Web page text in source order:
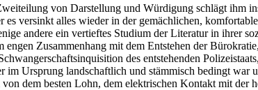
von Darstellung und Würdigung schlägt ihm
es versinkt alles wieder in der gemächlichen,
andere ein vertieftes Studium der Literatur in ihrer
engen Zusammenhang mit dem Entstehen der
des entstehenden
im Ursprung landschaftlich und stämmisch bedingt
dem besten Lohn, dem elektrischen Kontakt mit der